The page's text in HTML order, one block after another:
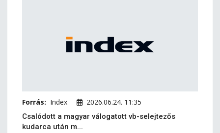
Forrás: Index 2026.06.24. 11:35
Csalódott a magyar válogatott vb-selejtezős
kudarca után m...